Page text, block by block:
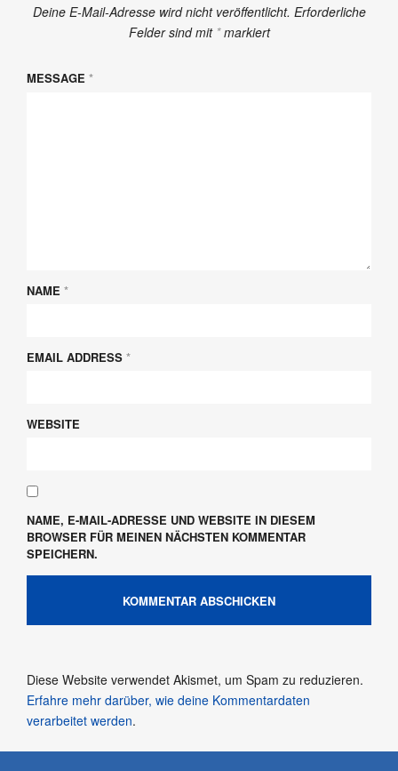
Deine E-Mail-Adresse wird nicht veröffentlicht. Erforderliche
Felder sind mit *markiert
MESSAGE *
NAME *
EMAIL ADDRESS *
WEBSITE
NAME, E-MAIL-ADRESSE UND WEBSITE IN DIESEM
BROWSER FÜR MEINEN NÄCHSTEN KOMMENTAR
SPEICHERN.
Diese Website verwendet Akismet, um Spam zu reduzieren.
Erfahre mehr darüber, wie deine Kommentardaten
verarbeitet werden.